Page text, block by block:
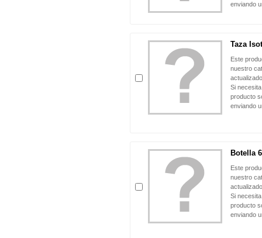
enviando
Taza
Este
nuestro
Si
producto
enviando
Botella
Este
nuestro
Si
producto
enviando